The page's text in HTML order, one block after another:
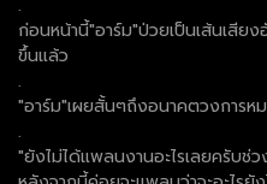
ก่อนหน้านี้"อาร์ม"ป่วยเป็นเส้นเสีย
ขึ้นแล้ว
.
"อาร์ม"เผยสั้นๆถึงอนาคตวงการห
.
"ยังไม่ได้แพลนงานอะไรเลยครับช่